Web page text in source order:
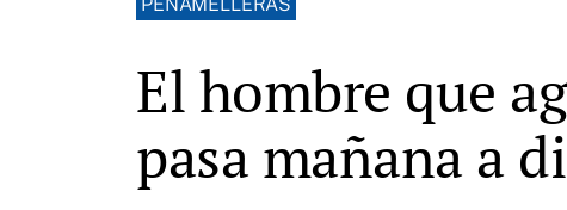
El hombre que
pasa mañana a